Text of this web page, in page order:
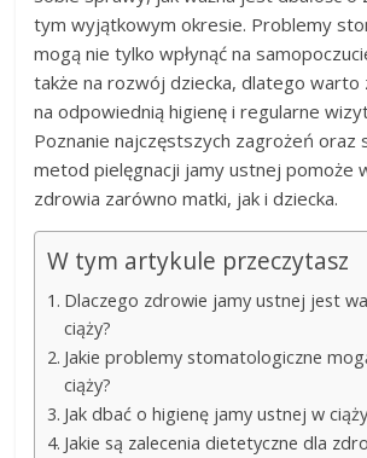
tym wyjątkowym okresie. Problemy
mogą nie tylko wpłynąć na
także na rozwój dziecka, dlatego warto
na odpowiednią higienę i regularne
Poznanie najczęstszych zagrożeń oraz
metod pielęgnacji jamy ustnej pomoże
zdrowia zarówno matki, jak i dziecka.
W tym artykule przeczytasz
Dlaczego zdrowie jamy ustnej jest
ciąży?
Jakie problemy stomatologiczne
ciąży?
Jak dbać o higienę jamy ustnej w
Jakie są zalecenia dietetyczne dla